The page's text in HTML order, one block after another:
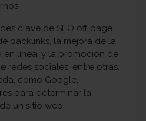
clave de SEO off page
backlinks, la mejora de la
línea, y la promoción de
redes sociales, entre otras.
como Google,
para determinar la
un sitio web.